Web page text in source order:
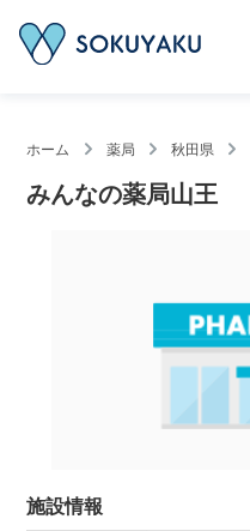
ホーム 薬局 秋田県
みんなの薬局山王
施設情報